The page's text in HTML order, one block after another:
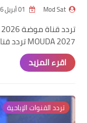
Mod Sat
MOUDA 2027 تردد قناة م…
اقرء المزيد
تردد القنوات الإباحية